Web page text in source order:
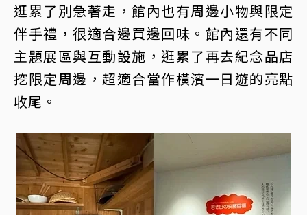
逛累了別急著走，館內也有周邊小物與限定
伴手禮，很適合邊買邊回味。館內還有不同
主題展區與互動設施，逛累了再去紀念品店
挖限定周邊，超適合當作橫濱一日遊的亮點
收尾。